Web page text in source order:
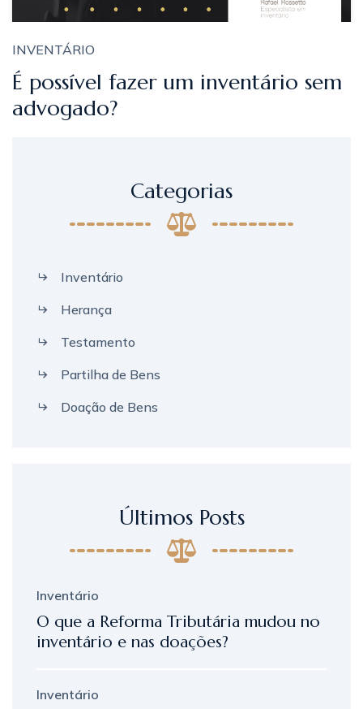
INVENTÁRIO
É possível fazer um inventário sem
advogado?
Categorias
Inventário
Herança
Testamento
Partilha de Bens
Doação de Bens
Últimos Posts
Inventário
O que a Reforma Tributária mudou no
inventário e nas doações?
Inventário